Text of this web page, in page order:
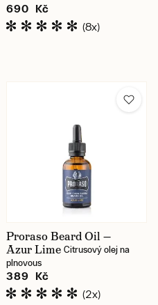
690 Kč
(8x)
Proraso Beard Oil —
Azur Lime Citrusový olej na
plnovous
389 Kč
(2x)